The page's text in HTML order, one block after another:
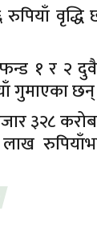
रुपियाँ
१ र २
गुमाएका छन्
३२८